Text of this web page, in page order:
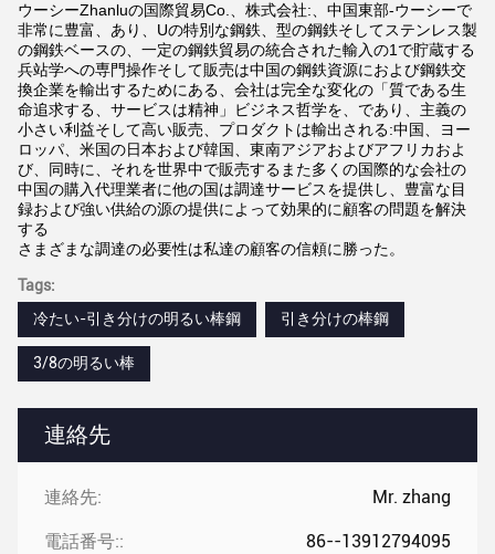
連絡先
連絡先: Mr. zhang
電話番号:: 86--13912794095
ウーシーZhanluの国際貿易Co.、株式会社:、中国東部-ウーシーで
非常に豊富、あり、Uの特別な鋼鉄、型の鋼鉄そしてステンレス製
の鋼鉄ベースの、一定の鋼鉄貿易の統合された輸入の1で貯蔵する
兵站学への専門操作そして販売は中国の鋼鉄資源におよび鋼鉄交
換企業を輸出するためにある、会社は完全な変化の「質である生
命追求する、サービスは精神」ビジネス哲学を、であり、主義の
小さい利益そして高い販売、プロダクトは輸出される:中国、ヨー
ロッパ、米国の日本および韓国、東南アジアおよびアフリカおよ
び、同時に、それを世界中で販売するまた多くの国際的な会社の
中国の購入代理業者に他の国は調達サービスを提供し、豊富な目
録および強い供給の源の提供によって効果的に顧客の問題を解決
する
さまざまな調達の必要性は私達の顧客の信頼に勝った。
Tags:
冷たい-引き分けの明るい棒鋼
引き分けの棒鋼
3/8の明るい棒